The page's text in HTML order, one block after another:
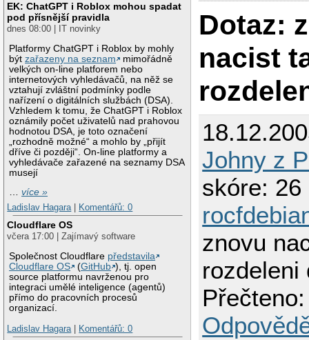
EK: ChatGPT i Roblox mohou spadat
pod přísnější pravidla
dnes 08:00 | IT novinky
Platformy ChatGPT i Roblox by mohly
býtzařazeny na seznam
mimořádně
velkých on-line platforem nebo
internetových vyhledávačů, na něž se
vztahují zvláštní podmínky podle
nařízení o digitálních službách (DSA).
Vzhledem k tomu, že ChatGPT i Roblox
oznámily počet uživatelů nad prahovou
hodnotou DSA, je toto označení
„rozhodně možné“ a mohlo by „přijít
dříve či později“. On-line platformy a
vyhledávače zařazené na seznamy DSA
musejí
…více »
Ladislav Hagara
Komentářů: 0
Cloudflare OS
včera 17:00 | Zajímavý software
Společnost Cloudflare představila
Cloudflare OS
(GitHub ), tj. open
source platformu navrženou pro
integraci umělé inteligence (agentů)
přímo do pracovních procesů
organizací.
Ladislav Hagara
Komentářů: 0
Dotaz:
nacist
Johny z
skóre: 26
znovu
rozdeleni